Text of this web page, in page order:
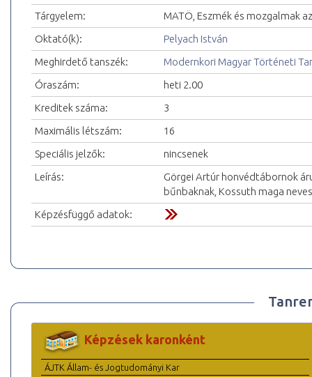
Tárgyelem:
MATÖ, Eszmék és mozgalmak
Oktató(k):
Pelyach István
Meghirdető tanszék:
Modernkori Magyar Történeti
Óraszám:
heti 2.00
Kreditek száma:
3
Maximális létszám:
16
Speciális jelzők:
nincsenek
Leírás:
Görgei Artúr honvédtábornok
bűnbaknak, Kossuth maga
Képzésfüggő adatok:
Képzések karonként
ÁJTK Állam- és Jogtudományi Kar